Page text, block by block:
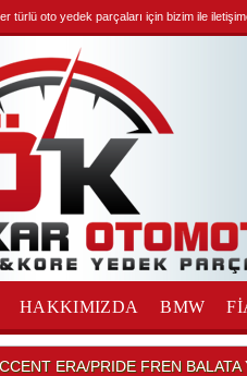
türlü oto yedek parçaları için bizim ile
HAKKIMIZDA BMW
ERA/PRIDE FREN BALATA